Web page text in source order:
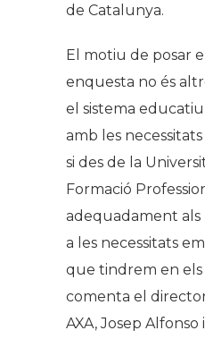
de Catalunya.
El motiu de posar
enquesta no és
el sistema
amb les
si des de la
Formació
adequadament als
a les necessitats
que tindrem en els
comenta el
AXA, Josep